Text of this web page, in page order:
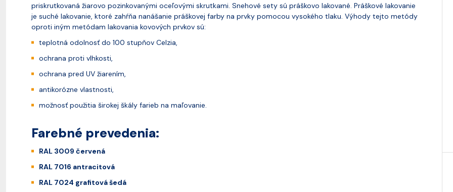
priskrutkovaná žiarovo pozinkovanými oceľovými skrutkami. Snehové sety sú práškovo lakované. Práškové lakovanie
je suché lakovanie, ktoré zahŕňa nanášanie práškovej farby na prvky pomocou vysokého tlaku. Výhody tejto metódy
oproti iným metódam lakovania kovových prvkov sú:
teplotná odolnosť do 100 stupňov Celzia,
ochrana proti vlhkosti,
ochrana pred UV žiarením,
antikorózne vlastnosti,
možnosť použitia širokej škály farieb na maľovanie.
Farebné prevedenia:
RAL 3009 červená
RAL 7016 antracitová
RAL 7024 grafitová šedá